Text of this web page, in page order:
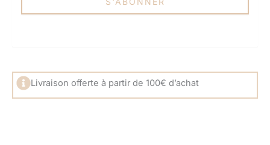
Livraison offerte à partir de 100€ d’achat